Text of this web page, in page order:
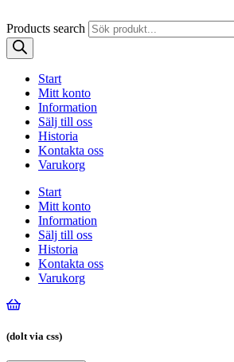
Products search
Start
Mitt konto
Information
Sälj till oss
Historia
Kontakta oss
Varukorg
Start
Mitt konto
Information
Sälj till oss
Historia
Kontakta oss
Varukorg
(dolt via css)